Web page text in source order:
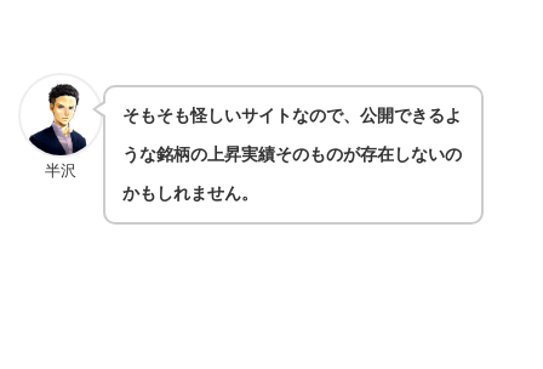
半沢
そもそも怪しいサイトなので、公開できるよ
うな銘柄の上昇実績そのものが存在しないの
かもしれません。